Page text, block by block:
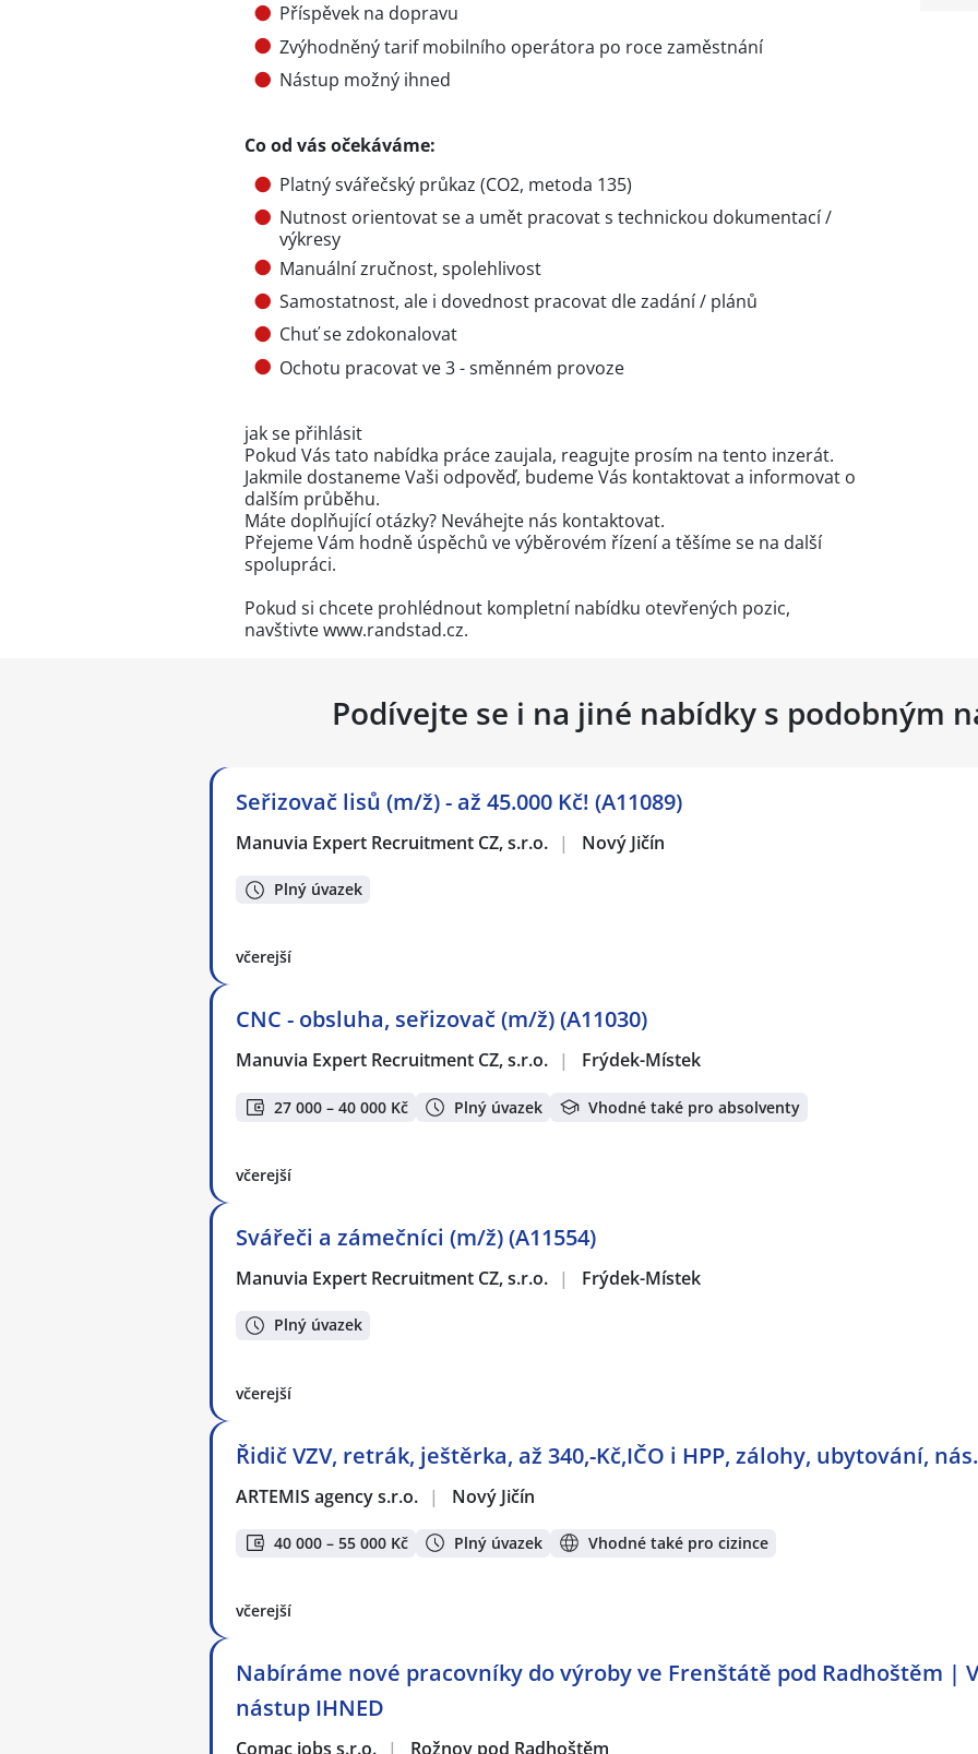
Příspěvek na dopravu
Zvýhodněný tarif mobilního operátora po roce zaměstnání
Nástup možný ihned
Co od vás očekáváme:
Platný svářečský průkaz (CO2, metoda 135)
Nutnost orientovat se a umět pracovat s technickou dokumentací /
výkresy
Manuální zručnost, spolehlivost
Samostatnost, ale i dovednost pracovat dle zadání / plánů
Chuť se zdokonalovat
Ochotu pracovat ve 3 - směnném provoze
jak se přihlásit
Pokud Vás tato nabídka práce zaujala, reagujte prosím na tento inzerát.
Jakmile dostaneme Vaši odpověď, budeme Vás kontaktovat a informovat o
dalším průběhu.
Máte doplňující otázky? Neváhejte nás kontaktovat.
Přejeme Vám hodně úspěchů ve výběrovém řízení a těšíme se na další
spolupráci.
Pokud si chcete prohlédnout kompletní nabídku otevřených pozic,
navštivte www.randstad.cz.
Podívejte se i na jiné nabídky s podobným
Seřizovač lisů (m/ž) - až 45.000 Kč! (A11089)
Manuvia Expert Recruitment CZ, s.r.o. | Nový Jičín
Plný úvazek
včerejší
CNC - obsluha, seřizovač (m/ž) (A11030)
Manuvia Expert Recruitment CZ, s.r.o. | Frýdek-Místek
27 000 – 40 000 Kč Plný úvazek Vhodné také pro absolventy
včerejší
Svářeči a zámečníci (m/ž) (A11554)
Manuvia Expert Recruitment CZ, s.r.o. | Frýdek-Místek
Plný úvazek
včerejší
Řidič VZV, retrák, ještěrka, až 340,-Kč,IČO i HPP, zálohy, ubytování,
ARTEMIS agency s.r.o. | Nový Jičín
40 000 – 55 000 Kč Plný úvazek Vhodné také pro cizince
včerejší
Nabíráme nové pracovníky do výroby ve Frenštátě pod Radhoštěm |
nástup IHNED
Comac jobs s.r.o. | Rožnov pod Radhoštěm